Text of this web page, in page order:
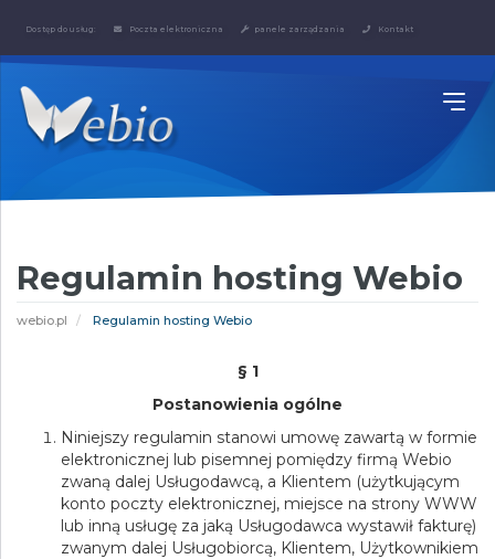
Dostęp do usług: Poczta elektroniczna panele zarządzania Kontakt
Regulamin hosting Webio
webio.pl Regulamin hosting Webio
§ 1
Postanowienia ogólne
Niniejszy regulamin stanowi umowę zawartą w formie
elektronicznej lub pisemnej pomiędzy firmą Webio
zwaną dalej Usługodawcą, a Klientem (użytkującym
konto poczty elektronicznej, miejsce na strony WWW
lub inną usługę za jaką Usługodawca wystawił fakturę)
zwanym dalej Usługobiorcą, Klientem, Użytkownikiem